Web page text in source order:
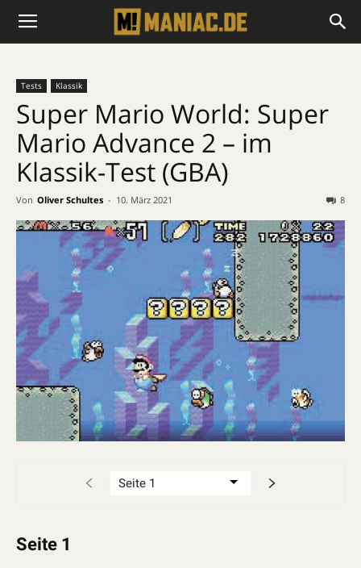
Tests Klassik
Super Mario World: Super
Mario Advance 2 – im
Klassik-Test (GBA)
Von Oliver Schultes - 10. März 2021 8
Seite 1